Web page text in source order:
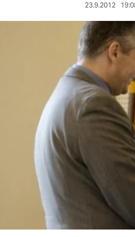
veranstaltungen
fragen & hilfe
unterstützen
genossenschaft
23.9.2012